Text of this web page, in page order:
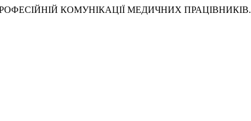
КОМУНІКАЦІЇ МЕДИЧНИХ ПРАЦІВНИКІВ.